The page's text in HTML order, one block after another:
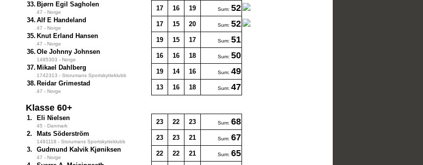
33. Bjørn Egil Sagholen
47 - Norge
17 16 19 Sum: 52
34. Alf E Handeland
47 - Norge
17 15 20 Sum: 52
35. Knut Erland Hansen
47 - Norge
19 15 17 Sum: 51
36. Ole Johnny Johnsen
1495303 - Norge
16 16 18 Sum: 50
37. Mikael Dahlberg
1742313 - Storumans Sportskytteklubb
19 14 16 Sum: 49
38. Reidar Grimestad
47 - Norge
13 16 18 Sum: 47
Klasse 60+
1. Eli Nielsen
45 - Danmark
23 22 23 Sum: 68
2. Mats Söderström
1491118 - Storumans Sportskytteklubb
23 23 21 Sum: 67
3. Gudmund Kalvik Kjøniksen
47 - Norge
22 22 21 Sum: 65